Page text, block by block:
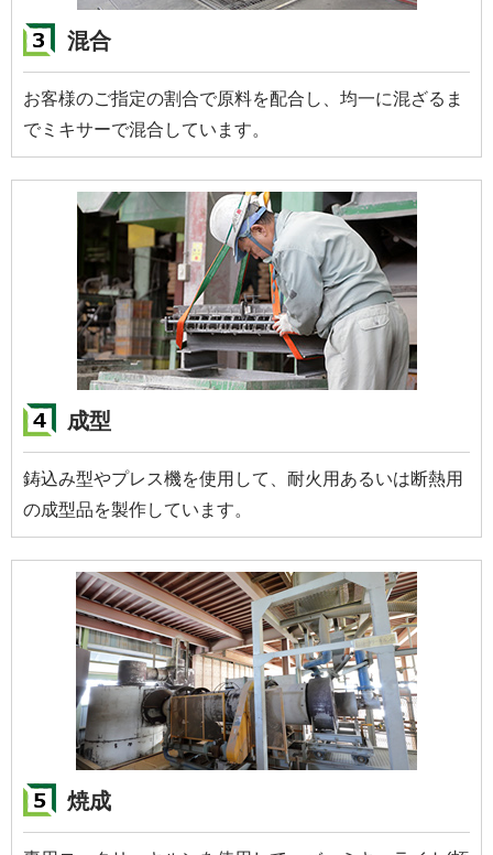
混合
お客様のご指定の割合で原料を配合し、均一に混ざるま
でミキサーで混合しています。
成型
鋳込み型やプレス機を使用して、耐火用あるいは断熱用
の成型品を製作しています。
焼成